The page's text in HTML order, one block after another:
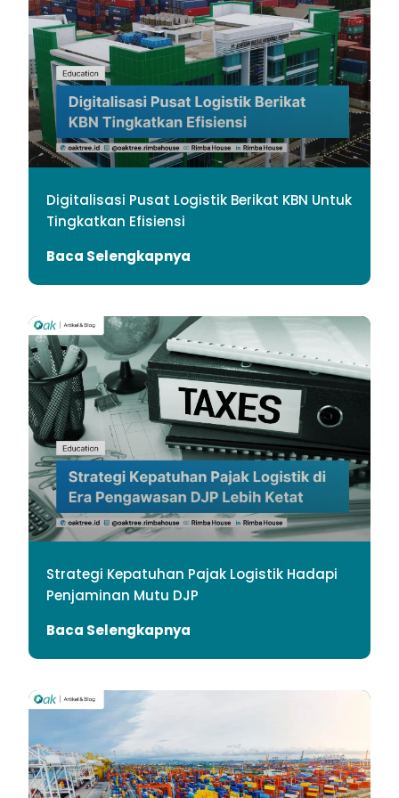
Digitalisasi Pusat Logistik Berikat KBN Untuk
Tingkatkan Efisiensi
Baca Selengkapnya
Strategi Kepatuhan Pajak Logistik Hadapi
Penjaminan Mutu DJP
Baca Selengkapnya